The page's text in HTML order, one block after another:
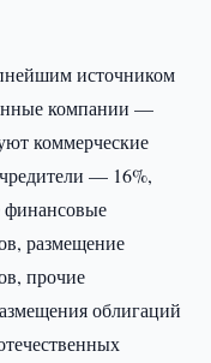
источником
компании —
коммерческие
— 16%,
финансовые
размещение
прочие
облигаций